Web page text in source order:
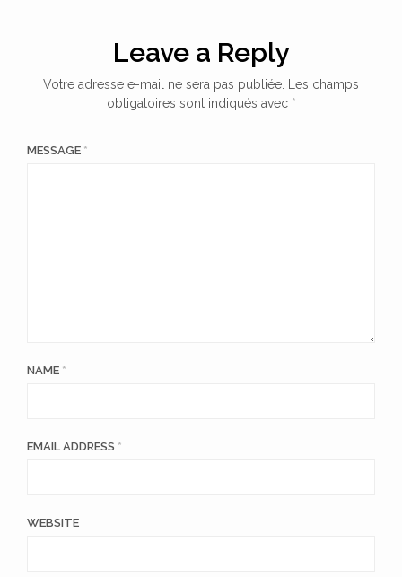
Leave a Reply
Votre adresse e-mail ne sera pas publiée.
Les champs
obligatoires sont indiqués avec *
MESSAGE *
NAME *
EMAIL ADDRESS *
WEBSITE